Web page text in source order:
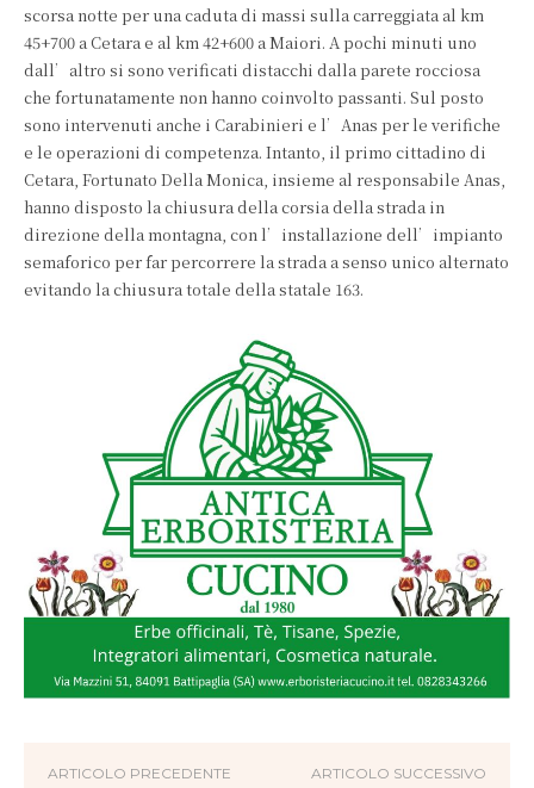
scorsa notte per una caduta di massi sulla carreggiata al km
45+700 a Cetara e al km 42+600 a Maiori. A pochi minuti uno
dall’altro si sono verificati distacchi dalla parete rocciosa
che fortunatamente non hanno coinvolto passanti. Sul posto
sono intervenuti anche i Carabinieri e l’Anas per le verifiche
e le operazioni di competenza. Intanto, il primo cittadino di
Cetara, Fortunato Della Monica, insieme al responsabile Anas,
hanno disposto la chiusura della corsia della strada in
direzione della montagna, con l’installazione dell’impianto
semaforico per far percorrere la strada a senso unico alternato
evitando la chiusura totale della statale 163.
ARTICOLO PRECEDENTE ARTICOLO SUCCESSIVO